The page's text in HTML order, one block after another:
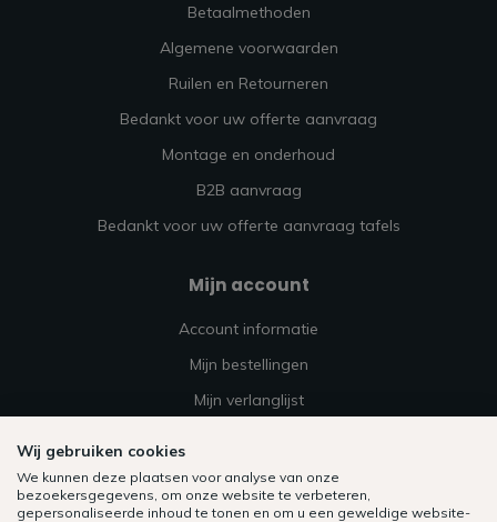
Betaalmethoden
Algemene voorwaarden
Ruilen en Retourneren
Bedankt voor uw offerte aanvraag
Montage en onderhoud
B2B aanvraag
Bedankt voor uw offerte aanvraag tafels
Mijn account
Account informatie
Mijn bestellingen
Mijn verlanglijst
Alle producten
Wij gebruiken cookies
We kunnen deze plaatsen voor analyse van onze
bezoekersgegevens, om onze website te verbeteren,
gepersonaliseerde inhoud te tonen en om u een geweldige website-